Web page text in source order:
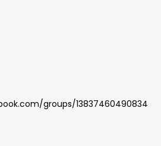
groups/13837460490834